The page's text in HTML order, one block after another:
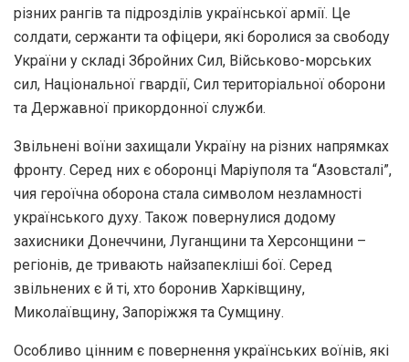
різних рангів та підрозділів української армії. Це
солдати, сержанти та офіцери, які боролися за свободу
України у складі Збройних Сил, Військово-морських
сил, Національної гвардії, Сил територіальної оборони
та Державної прикордонної служби.
Звільнені воїни захищали Україну на різних напрямках
фронту. Серед них є оборонці Маріуполя та “Азовсталі”,
чия героїчна оборона стала символом незламності
українського духу. Також повернулися додому
захисники Донеччини, Луганщини та Херсонщини –
регіонів, де тривають найзапекліші бої. Серед
звільнених є й ті, хто боронив Харківщину,
Миколаївщину, Запоріжжя та Сумщину.
Особливо цінним є повернення українських воїнів, які